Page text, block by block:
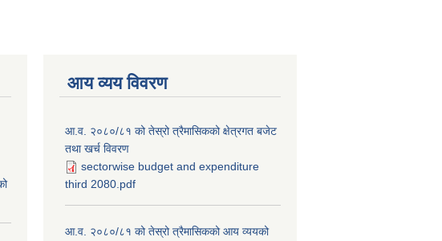
आय व्यय विवरण
आ.व. २०८०/८१ को तेस्रो त्रैमासिकको क्षेत्रगत बजेट
तथा खर्च विवरण
sectorwise budget and expenditure
third 2080.pdf
आ.व. २०८०/८१ को तेस्रो त्रैमासिकको आय व्ययको